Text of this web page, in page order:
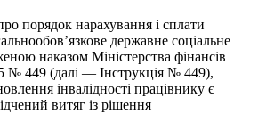
порядок нарахування і сплати
державне соціальне
наказом Міністерства фінансів
№ 449 (далі — Інструкція № 449),
інвалідності працівнику є
витяг із рішення